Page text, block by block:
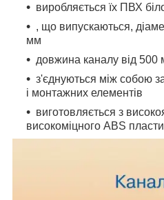
виробляється їх ПВХ
, що випускаються,
мм
довжина каналу від
з'єднуються між собою
і монтажних елементів
виготовляється з
високоміцного ABS